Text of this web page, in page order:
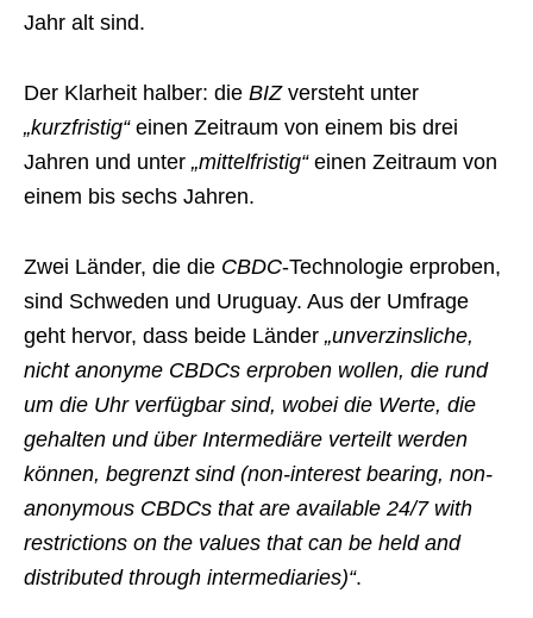
Jahr alt sind.
Der Klarheit halber: die BIZversteht unter
„kurzfristig“einen Zeitraum von einem bis drei
Jahren und unter „mittelfristig“einen Zeitraum von
einem bis sechs Jahren.
Zwei Länder, die die CBDC-Technologie erproben,
sind Schweden und Uruguay. Aus der Umfrage
geht hervor, dass beide Länder „unverzinsliche,
nicht anonyme CBDCs erproben wollen, die rund
um die Uhr verfügbar sind, wobei die Werte, die
gehalten und über Intermediäre verteilt werden
können, begrenzt sind (non-interest bearing, non-
anonymous CBDCs that are available 24/7 with
restrictions on the values that can be held and
distributed through intermediaries)“.